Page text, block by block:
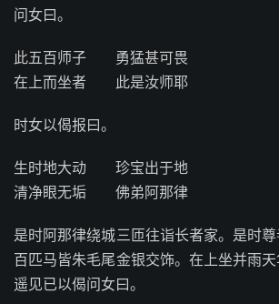
问女曰。
此五百师子 勇猛甚可畏
在上而坐者 此是汝师耶
时女以偈报曰。
生时地大动 珍宝出于地
清净眼无垢 佛弟阿那律
是时阿那律绕城三匝往诣长者家。是时
百匹马皆朱毛尾金银交饰。在上坐并雨
遥见已以偈问女曰。